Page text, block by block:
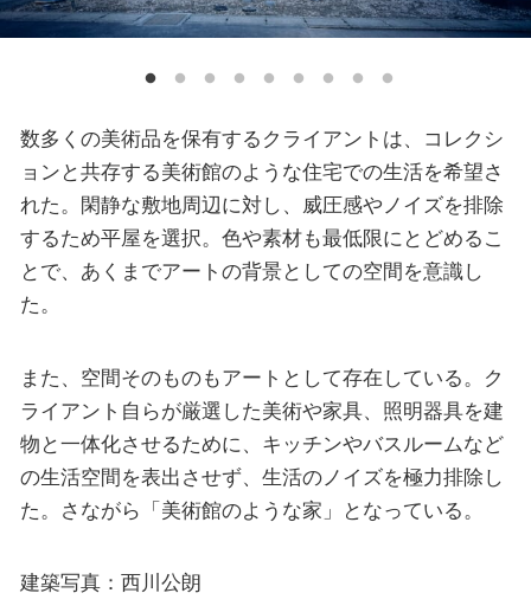
数多くの美術品を保有するクライアントは、コレクシ
ョンと共存する美術館のような住宅での生活を希望さ
れた。閑静な敷地周辺に対し、威圧感やノイズを排除
するため平屋を選択。色や素材も最低限にとどめるこ
とで、あくまでアートの背景としての空間を意識し
た。
また、空間そのものもアートとして存在している。ク
ライアント自らが厳選した美術や家具、照明器具を建
物と一体化させるために、キッチンやバスルームなど
の生活空間を表出させず、生活のノイズを極力排除し
た。さながら「美術館のような家」となっている。
建築写真：西川公朗